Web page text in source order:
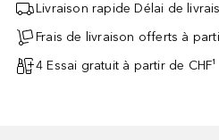
Livraison rapide Délai de
Frais de livraison offerts à
4 Essai gratuit à partir de